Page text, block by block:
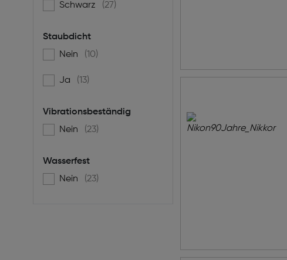
Schwarz
(27)
Filtern nach Produktfarbe: Schwarz
Staubdicht
Nein
(10)
Filtern nach Staubdicht: false
Ja (13)
Filtern nach Staubdicht: true
Vibrationsbeständig
Nein
(23)
Filtern nach Vibrationsbeständig: false
Wasserfest
Nein
(23)
Filtern nach Wasserfest: false